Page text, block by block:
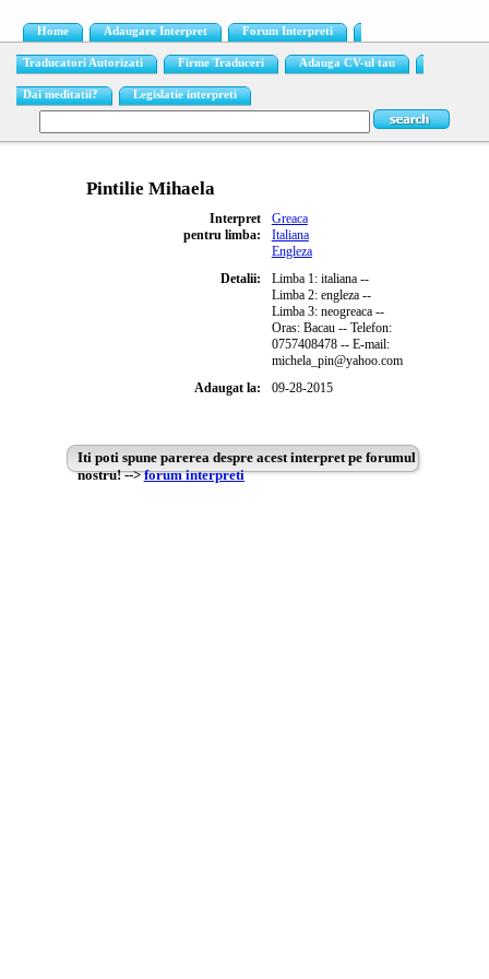
Home Adaugare Interpret Forum Interpreti
Traducatori Autorizati Firme Traduceri Adauga CV-ul tau
Dai meditatii? Legislatie interpreti
Pintilie Mihaela
Interpret
pentru limba:
Greaca
Italiana
Engleza
Detalii:
Limba 1: italiana --
Limba 2: engleza --
Limba 3: neogreaca --
Oras: Bacau -- Telefon:
0757408478 -- E-mail:
michela_pin@yahoo.com
Adaugat la:
09-28-2015
Iti poti spune parerea despre acest interpret pe forumul
nostru! -->forum interpreti